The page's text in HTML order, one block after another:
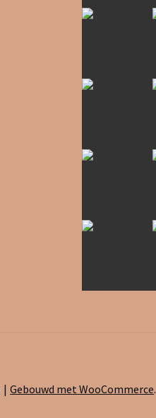
Gebouwd met WooCommerce.